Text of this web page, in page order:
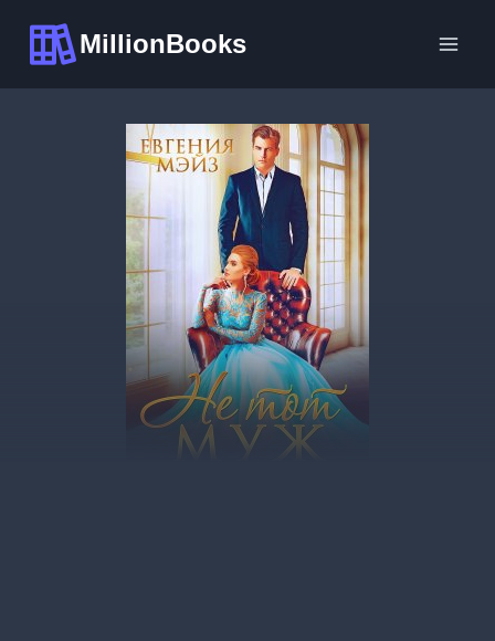
содержимому
MillionBooks